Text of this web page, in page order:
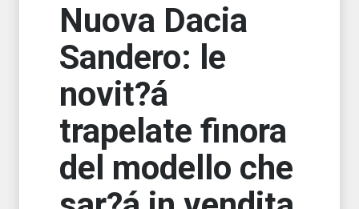
Nuova Dacia
Sandero: le
novit?á
trapelate finora
del modello che